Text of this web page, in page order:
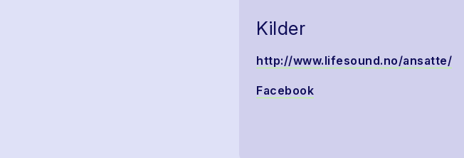
Kilder
http://www.lifesound.no/ansatte/
Facebook